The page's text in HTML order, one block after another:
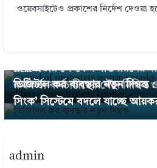
ওয়েবসাইটেও প্রকাশের নির্দেশ দেওয়া
৯ম জাতীয় পে-স্কেল বাস্তবায়নের
কর্মকর্তা-কর্মচারীদের মৌন মিছিল
Next →
ডিজিটাল কর ব্যবস্থার নতুন
সিংক’ সিস্টেমে বদলে যাচ্ছে আয়কর
admin